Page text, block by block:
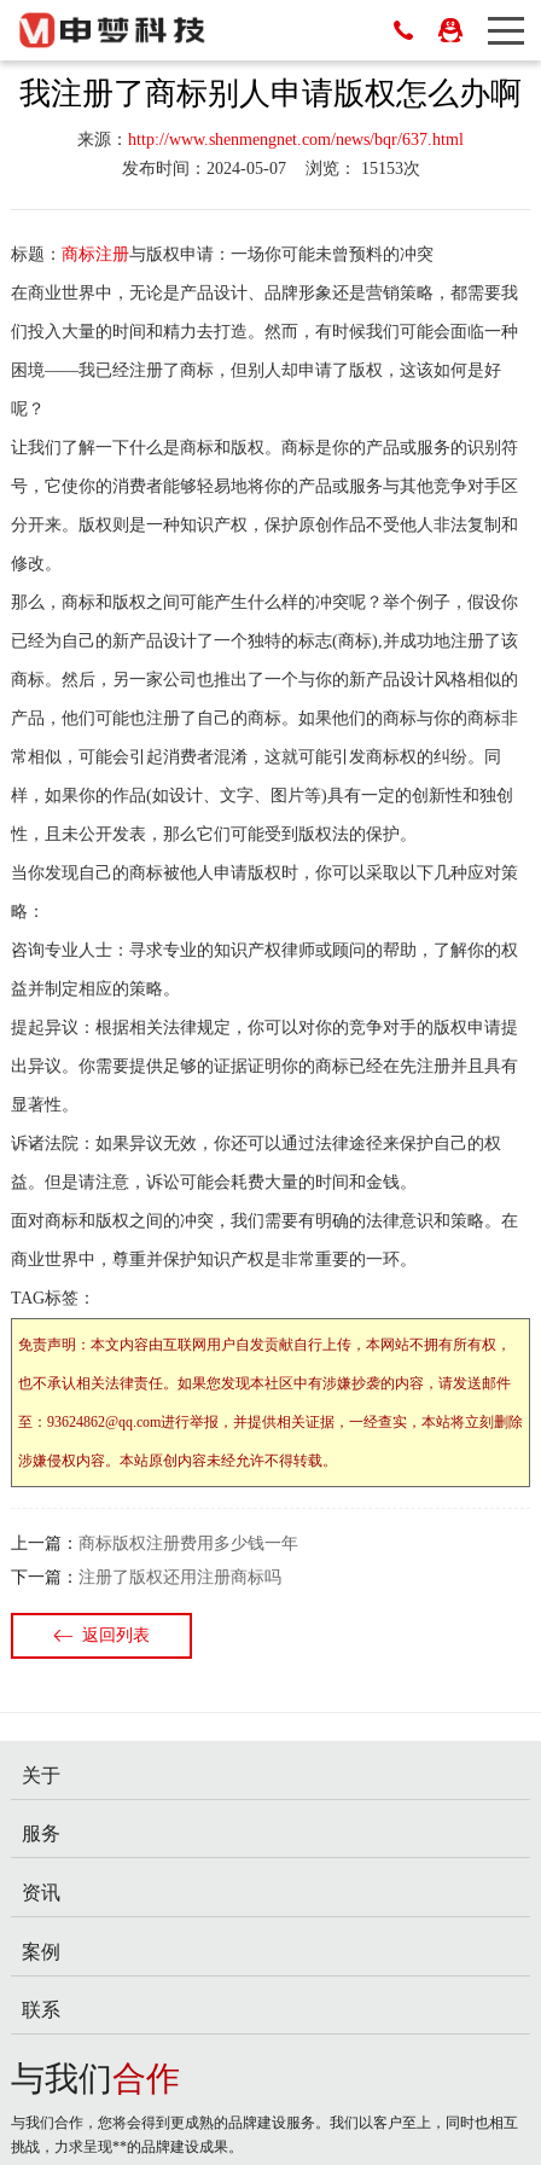
我注册了商标别人申请版权怎么办啊
来源： http://www.shenmengnet.com/news/bqr/637.html
发布时间：2024-05-07
浏览： 15153次
标题： 商标注册与版权申请：一场你可能未曾预料的冲突
在商业世界中，无论是产品设计、品牌形象还是营销策略，都需要我
们投入大量的时间和精力去打造。然而，有时候我们可能会面临一种
困境——我已经注册了商标，但别人却申请了版权，这该如何是好
呢？
让我们了解一下什么是商标和版权。商标是你的产品或服务的识别符
号，它使你的消费者能够轻易地将你的产品或服务与其他竞争对手区
分开来。版权则是一种知识产权，保护原创作品不受他人非法复制和
修改。
那么，商标和版权之间可能产生什么样的冲突呢？举个例子，假设你
已经为自己的新产品设计了一个独特的标志(商标),并成功地注册了该
商标。然后，另一家公司也推出了一个与你的新产品设计风格相似的
产品，他们可能也注册了自己的商标。如果他们的商标与你的商标非
常相似，可能会引起消费者混淆，这就可能引发商标权的纠纷。同
样，如果你的作品(如设计、文字、图片等)具有一定的创新性和独创
性，且未公开发表，那么它们可能受到版权法的保护。
当你发现自己的商标被他人申请版权时，你可以采取以下几种应对策
略：
咨询专业人士：寻求专业的知识产权律师或顾问的帮助，了解你的权
益并制定相应的策略。
提起异议：根据相关法律规定，你可以对你的竞争对手的版权申请提
出异议。你需要提供足够的证据证明你的商标已经在先注册并且具有
显著性。
诉诸法院：如果异议无效，你还可以通过法律途径来保护自己的权
益。但是请注意，诉讼可能会耗费大量的时间和金钱。
面对商标和版权之间的冲突，我们需要有明确的法律意识和策略。在
商业世界中，尊重并保护知识产权是非常重要的一环。
TAG标签：
免责声明：本文内容由互联网用户自发贡献自行上传，本网站不拥有所有权，
也不承认相关法律责任。如果您发现本社区中有涉嫌抄袭的内容，请发送邮件
至：93624862@qq.com进行举报，并提供相关证据，一经查实，本站将立刻删除
涉嫌侵权内容。本站原创内容未经允许不得转载。
上一篇： 商标版权注册费用多少钱一年
下一篇： 注册了版权还用注册商标吗
返回列表
关于
服务
资讯
案例
联系
与我们合作
与我们合作，您将会得到更成熟的品牌建设服务。我们以客户至上，同时也相互
挑战，力求呈现**的品牌建设成果。